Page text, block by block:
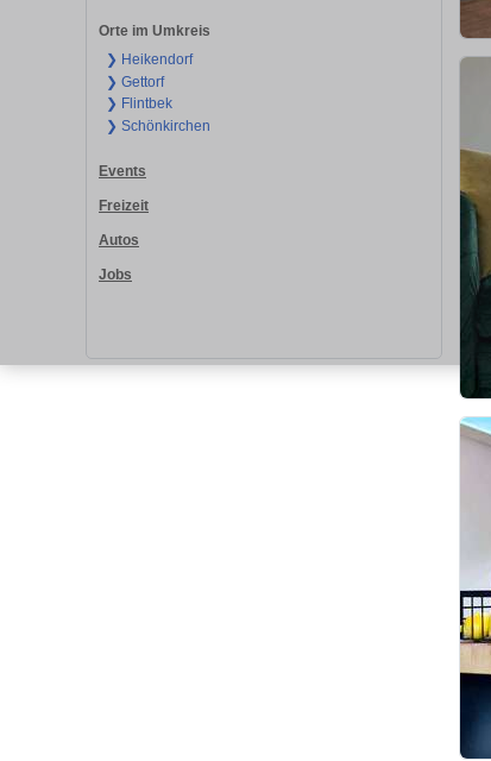
Orte im Umkreis
❯ Heikendorf
❯ Gettorf
❯ Flintbek
❯ Schönkirchen
Events
Freizeit
Autos
Jobs